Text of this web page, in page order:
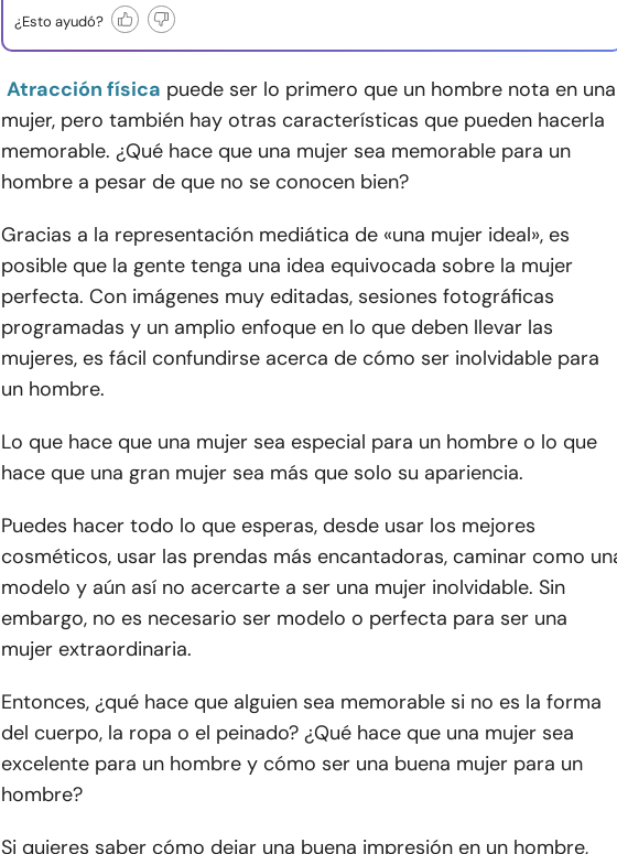
¿Esto ayudó?
Atracción física puede ser lo primero que un hombre nota en una
mujer, pero también hay otras características que pueden hacerla
memorable. ¿Qué hace que una mujer sea memorable para un
hombre a pesar de que no se conocen bien?
Gracias a la representación mediática de «una mujer ideal», es
posible que la gente tenga una idea equivocada sobre la mujer
perfecta. Con imágenes muy editadas, sesiones fotográficas
programadas y un amplio enfoque en lo que deben llevar las
mujeres, es fácil confundirse acerca de cómo ser inolvidable para
un hombre.
Lo que hace que una mujer sea especial para un hombre o lo que
hace que una gran mujer sea más que solo su apariencia.
Puedes hacer todo lo que esperas, desde usar los mejores
cosméticos, usar las prendas más encantadoras, caminar como
modelo y aún así no acercarte a ser una mujer inolvidable. Sin
embargo, no es necesario ser modelo o perfecta para ser una
mujer extraordinaria.
Entonces, ¿qué hace que alguien sea memorable si no es la forma
del cuerpo, la ropa o el peinado? ¿Qué hace que una mujer sea
excelente para un hombre y cómo ser una buena mujer para un
hombre?
Si quieres saber cómo dejar una buena impresión en un hombre,